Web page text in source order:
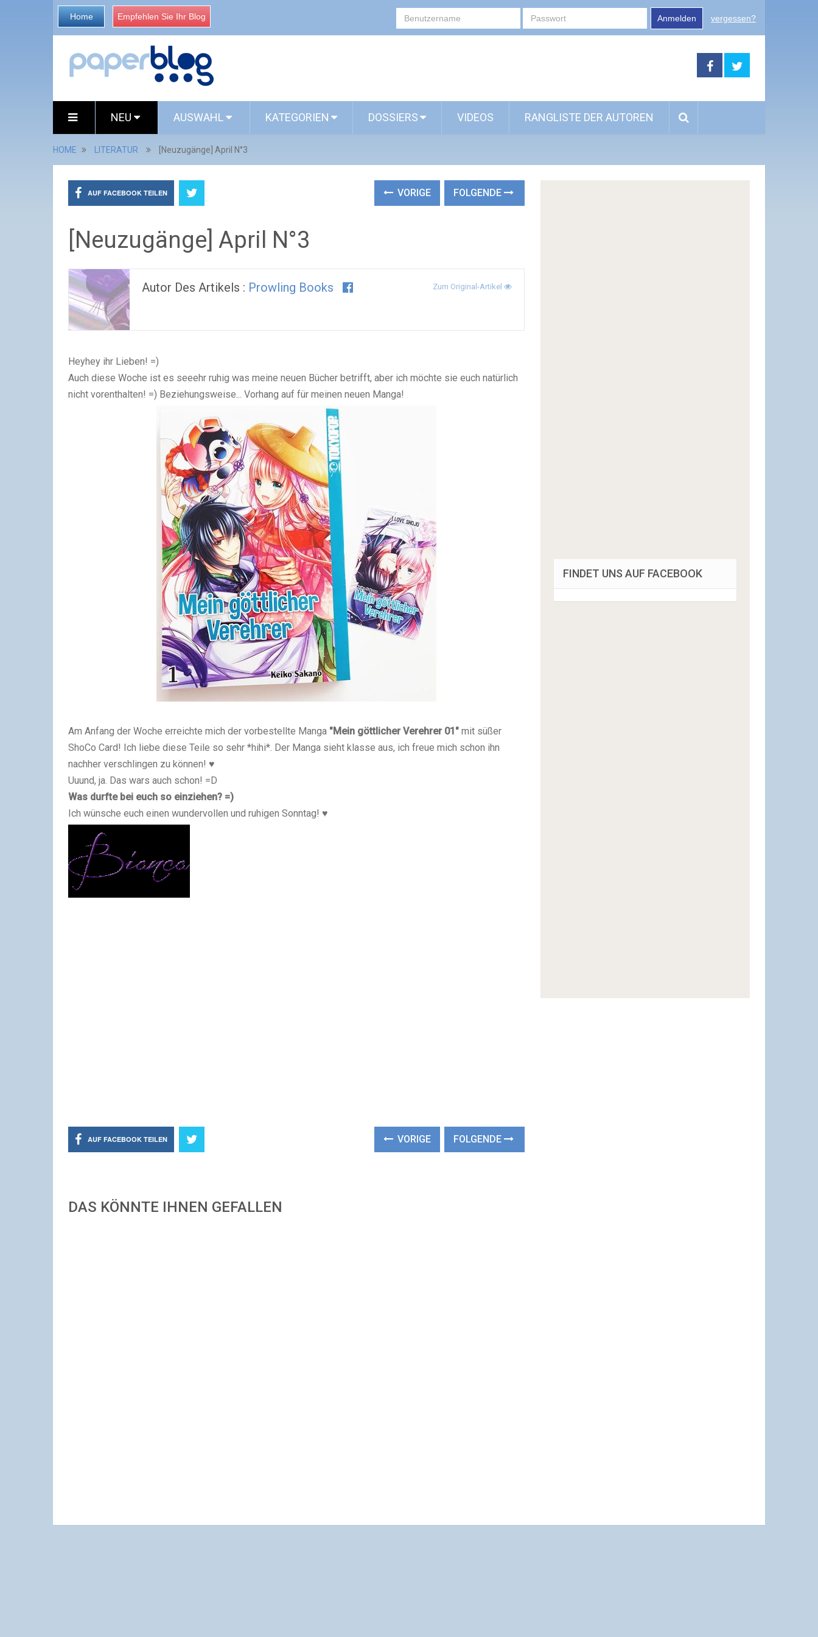
Home Empfehlen Sie Ihr Blog Anmelden vergessen?
NEU AUSWAHL KATEGORIEN DOSSIERS VIDEOS RANGLISTE DER AUTOREN
HOME LITERATUR [Neuzugänge] April N°3
AUF FACEBOOK TEILEN VORIGE FOLGENDE
[Neuzugänge] April N°3
Autor Des Artikels : Prowling Books Zum Original-Artikel
Heyhey ihr Lieben! =)
Auch diese Woche ist es seeehr ruhig was meine neuen Bücher betrifft, aber ich möchte sie euch natürlich
nicht vorenthalten! =) Beziehungsweise... Vorhang auf für meinen neuen Manga!
Am Anfang der Woche erreichte mich der vorbestellte Manga "Mein göttlicher Verehrer 01" mit süßer
ShoCo Card! Ich liebe diese Teile so sehr *hihi*. Der Manga sieht klasse aus, ich freue mich schon ihn
nachher verschlingen zu können! ♥
Uuund, ja. Das wars auch schon! =D
Was durfte bei euch so einziehen? =)
Ich wünsche euch einen wundervollen und ruhigen Sonntag! ♥
AUF FACEBOOK TEILEN VORIGE FOLGENDE
DAS KÖNNTE IHNEN GEFALLEN
FINDET UNS AUF FACEBOOK